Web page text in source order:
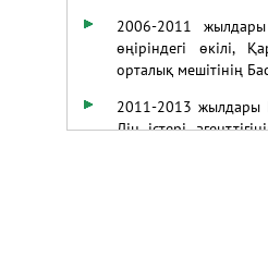
2006-2011
өңіріндегі өкілі,
орталық мешітінің
2011-2013 жылдары
Дін істері